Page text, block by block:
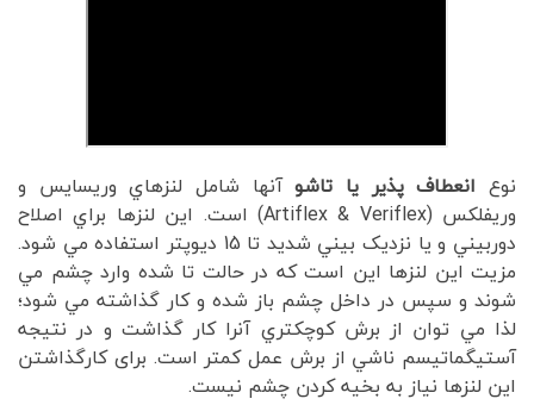
نوع انعطاف پذیر یا تاشوآنها شامل لنزهاي وریسایس و
وریفلکس (Artiflex & Veriflex) است. اين لنزها براي اصلاح
دوربيني و يا نزديک بيني شديد تا 15 دیوپتر استفاده مي شود.
مزيت اين لنزها اين است که در حالت تا شده وارد چشم مي
شوند و سپس در داخل چشم باز شده و کار گذاشته مي شود؛
لذا مي توان از برش کوچکتري آنرا کار گذاشت و در نتيجه
آستيگماتيسم ناشي از برش عمل کمتر است. برای کارگذاشتن
این لنزها نیاز به بخیه کردن چشم نیست.